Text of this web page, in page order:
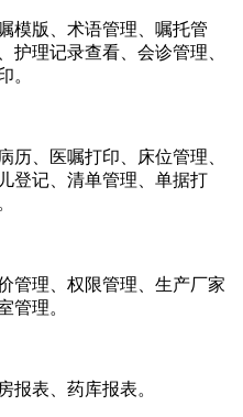
模版、术语管理、嘱托管
护理记录查看、会诊管理、
。
历、医嘱打印、床位管理、
登记、清单管理、单据打
管理、权限管理、生产厂家
管理。
报表、药库报表。